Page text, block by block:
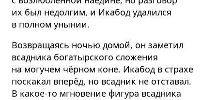
их был недолгим, и Икабод удалился
в полном унынии.
Возвращаясь ночью домой, он заметил
всадника богатырского сложения
на могучем чёрном коне. Икабод в страхе
поскакал вперёд, но всадник не отставал.
В какое-то мгновение фигура всадника